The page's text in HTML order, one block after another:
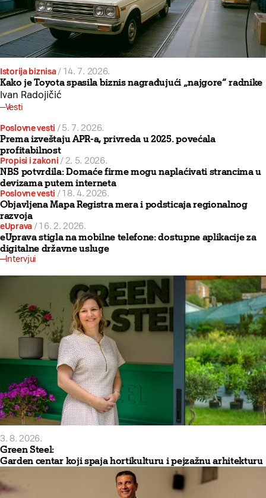
Istorija biznisa / 14. 7. 2026.
Kako je Toyota spasila biznis nagrađujući „najgore“ radnike
Ivan Radojičić
Vesti
Poslovne vesti /5. 7. 2026.
Prema izveštaju APR-a, privreda u 2025. povećala
profitabilnost
Propisi i zakoni /2. 5. 2026.
NBS potvrdila: Domaće firme mogu naplaćivati strancima u
devizama putem interneta
Poslovne vesti /18. 4. 2026.
Objavljena Mapa Registra mera i podsticaja regionalnog
razvoja
eUprava /16. 2. 2026.
eUprava stigla na mobilne telefone: dostupne aplikacije za
digitalne državne usluge
Intervjui
3. 8. 2026.
Green Steel:
Garden centar koji spaja hortikulturu i pejzažnu arhitekturu